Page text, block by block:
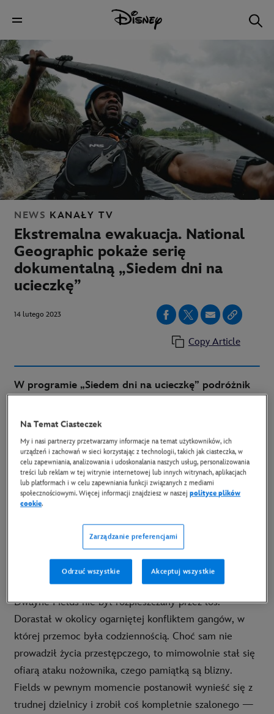
NEWS KANAŁY TV
Ekstremalna ewakuacja. National
Geographic pokaże serię
dokumentalną „Siedem dni na
ucieczkę”
14 lutego 2023
Copy Article
W programie „Siedem dni na ucieczkę” podróżnik
przemierzając najbardziej bezlitosne miejsca na
Ziemi — m.in. wypaloną słońcem pustynię w
Omanie czy pełne krokodyli lasy deszczowe w
Gabonie. Będzie miał tylko tydzień, by
przetransportować siebie i małą ekipę filmową do
punktu ewakuacyjnego. Premiera serii
dokumentalnej odbędzie się w niedzielę 19 lutego
na kanale National Geographic.
Dwayne Fields nie był rozpieszczany przez los.
Dorastał w okolicy ogarniętej konfliktem gangów, w
której przemoc była codziennością. Choć sam nie
prowadził życia przestępczego, to mimowolnie stał się
ofiarą ataku nożownika, czego pamiątką są blizny.
Fields w pewnym momencie postanowił wynieść się z
trudnej dzielnicy i zrobił coś kompletnie szalonego —
Na Temat Ciasteczek
My i nasi partnerzy przetwarzamy informacje na temat użytkowników, ich
urządzeń i zachowań w sieci korzystając z technologii, takich jak ciasteczka, w
celu zapewniania, analizowania i udoskonalania naszych usług, personalizowania
treści lub reklam w tej witrynie internetowej lub innych witrynach, aplikacjach
lub platformach i w celu zapewniania funkcji związanych z mediami
społecznościowymi. Więcej informacji znajdziesz w naszejpolityce plików
cookie.
Zarządzanie preferencjami
Odrzuć wszystkie Akceptuj wszystkie